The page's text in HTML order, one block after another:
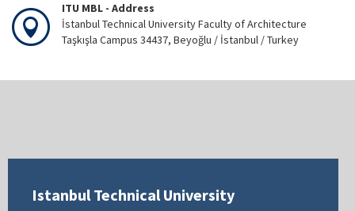
ITU MBL - Address
İstanbul Technical University Faculty of Architecture
Taşkışla Campus 34437, Beyoğlu / İstanbul / Turkey
Istanbul Technical University